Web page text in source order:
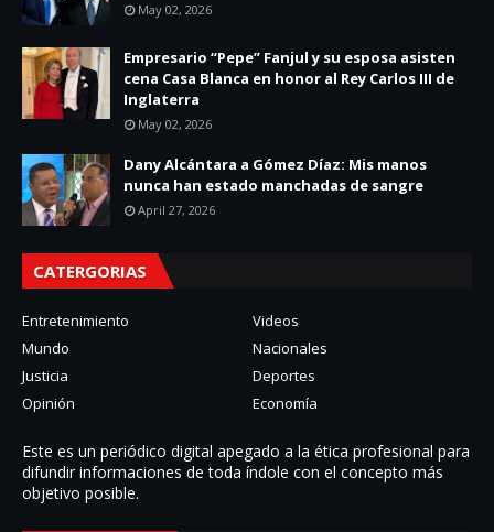
May 02, 2026
Empresario “Pepe” Fanjul y su esposa asisten
cena Casa Blanca en honor al Rey Carlos III de
Inglaterra
May 02, 2026
Dany Alcántara a Gómez Díaz: Mis manos
nunca han estado manchadas de sangre
April 27, 2026
CATERGORIAS
Entretenimiento
Videos
Mundo
Nacionales
Justicia
Deportes
Opinión
Economía
Este es un periódico digital apegado a la ética profesional para
difundir informaciones de toda í­ndole con el concepto más
objetivo posible.